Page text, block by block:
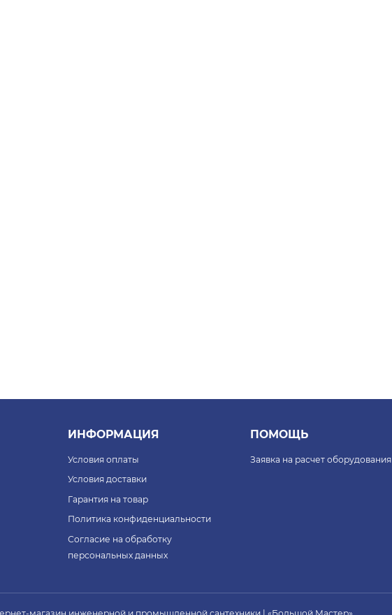
ИНФОРМАЦИЯ
Условия оплаты
Условия доставки
Гарантия на товар
Политика конфиденциальности
Согласие на обработку
персональных данных
ПОМОЩЬ
Заявка на расчет оборудования